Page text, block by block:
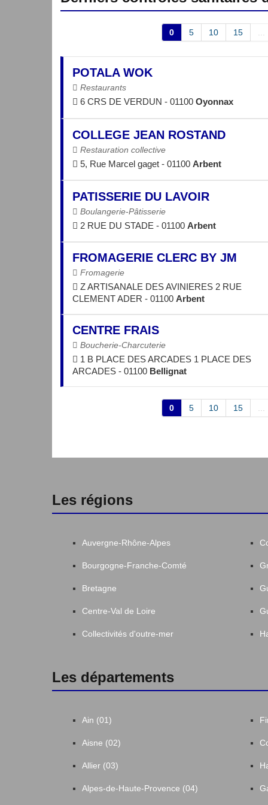
0 5 10 15 ...
POTALA WOK
Restaurants
6 CRS DE VERDUN - 01100 Oyonnax
COLLEGE JEAN ROSTAND
Restauration collective
5, Rue Marcel gaget - 01100 Arbent
PATISSERIE DU LAVOIR
Boulangerie-Pâtisserie
2 RUE DU STADE - 01100 Arbent
FROMAGERIE CLERC BY JM
Fromagerie
Z ARTISANALE DES AVINIERES 2 RUE
CLEMENT ADER - 01100 Arbent
CENTRE FRAIS
Boucherie-Charcuterie
1 B PLACE DES ARCADES 1 PLACE DES
ARCADES - 01100 Bellignat
0 5 10 15
Les régions
Auvergne-Rhône-Alpes
Bourgogne-Franche-Comté
Bretagne
Centre-Val de Loire
Collectivités d'outre-mer
Les départements
Ain (01)
Aisne (02)
Allier (03)
Alpes-de-Haute-Provence (04)